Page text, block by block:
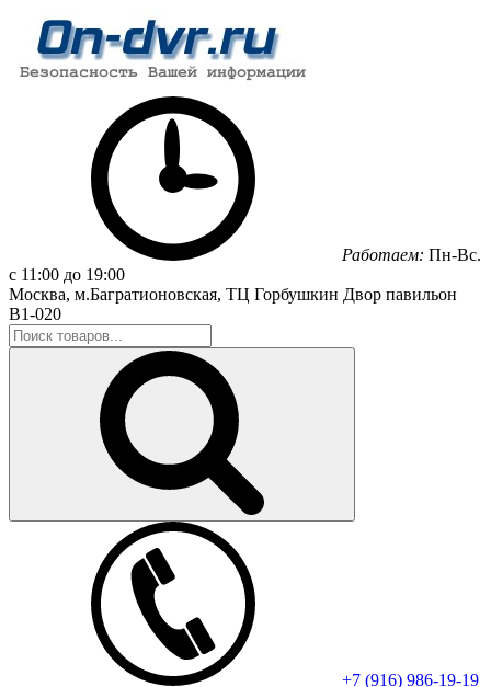
Работаем: Пн-Вс.
с 11:00 до 19:00
Москва, м.Багратионовская, ТЦ Горбушкин Двор павильон
B1-020
+7 (916) 986-19-19